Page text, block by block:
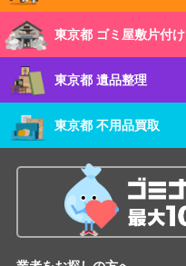
東京都 ゴミ屋敷片付け
東京都 遺品整理
東京都 不用品買取